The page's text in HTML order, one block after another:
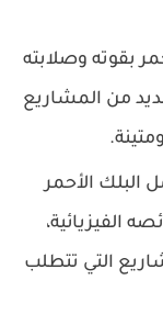
بقوته وصلابته
من المشاريع
البلك الأحمر
الفيزيائية،
التي تتطلب